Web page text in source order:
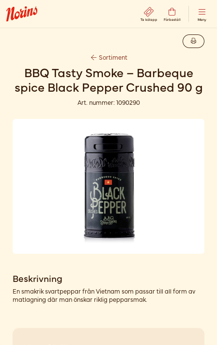
Ta kölapp Förbeställ Meny
Sortiment
BBQ Tasty Smoke – Barbeque
spice Black Pepper Crushed 90 g
Art. nummer: 1090290
Beskrivning
En smakrik svartpeppar från Vietnam som passar till all form av
matlagning där man önskar riklig pepparsmak.